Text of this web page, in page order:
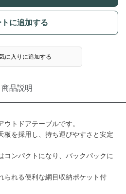
トに追加する
に入りに追加する
商品説明
トドアテーブルです。
板を採用し、持ち運びやすさと安定
コンパクトになり、バックパックに
られる便利な網目収納ポケット付